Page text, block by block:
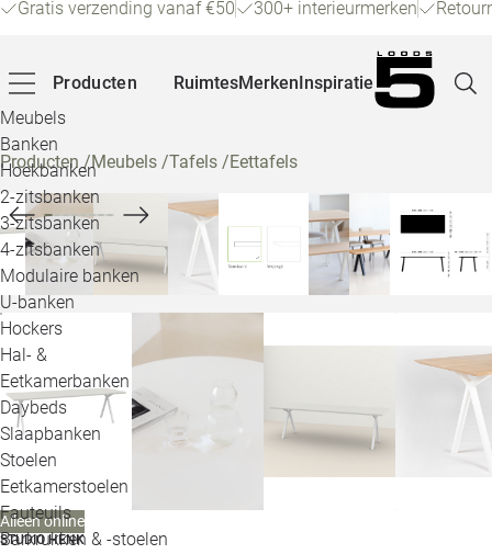
Gratis verzending vanaf €50 300+ interieurmerken
Producten
Meubels
Banken
Hoekbanken
2-zitsbanken
3-zitsbanken
4-zitsbanken
Modulaire banken
U-banken
Hockers
Hal- &
Eetkamerbanken
Daybeds
Slaapbanken
Stoelen
Eetkamerstoelen
Fauteuils
Barkrukken & -stoelen
RuimtesMerkenInspiratie
Producten/Meubels /Tafels /Eettafels
Alleen online
STUDIO HENK